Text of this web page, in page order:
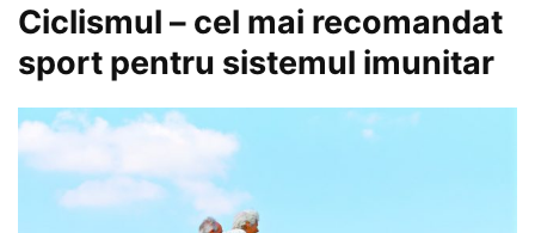
Ciclismul – cel mai recomandat
sport pentru sistemul imunitar